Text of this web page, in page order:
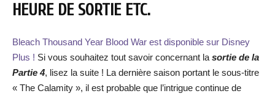
HEURE DE SORTIE ETC.
Bleach Thousand Year Blood War est disponible sur Disney
Plus ! Si vous souhaitez tout savoir concernant la sortie de la
Partie 4, lisez la suite ! La dernière saison portant le sous-titre
« The Calamity », il est probable que l’intrigue continue de